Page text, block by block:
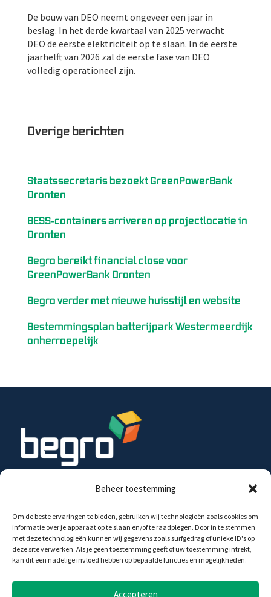
Beheer toestemming
Om de beste ervaringen te bieden, gebruiken wij technologieën zoals cookies om
informatie over je apparaat op te slaan en/of te raadplegen. Door in te stemmen
met deze technologieën kunnen wij gegevens zoals surfgedrag of unieke ID's op
deze site verwerken. Als je geen toestemming geeft of uw toestemming intrekt,
kan dit een nadelige invloed hebben op bepaalde functies en mogelijkheden.
Accepteren
De bouw van DEO neemt ongeveer een jaar in
beslag. In het derde kwartaal van 2025 verwacht
DEO de eerste elektriciteit op te slaan. In de eerste
jaarhelft van 2026 zal de eerste fase van DEO
volledig operationeel zijn.
Overige berichten
Staatssecretaris bezoekt GreenPowerBank
Dronten
BESS-containers arriveren op projectlocatie in
Dronten
Begro bereikt financial close voor
GreenPowerBank Dronten
Begro verder met nieuwe huisstijl en website
Bestemmingsplan batterijpark Westermeerdijk
onherroepelijk
Begro Energy Projects B.V. investeert in de
zonne-energie projecten, op land en op water, in
samenwerking met diverse partijen.